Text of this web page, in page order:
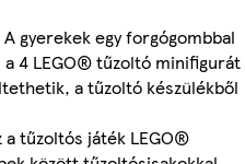
A gyerekek egy forgógombbal
4 LEGO® tűzoltó minifigurát
a tűzoltó készülékből
a tűzoltós játék LEGO®